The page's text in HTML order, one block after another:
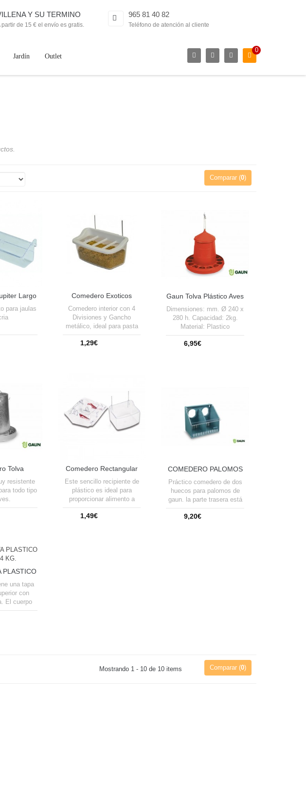
Y SU TERMINO
partir de 15 € el envío es gratis.
965 81 40 82
Teléfono de atención al cliente
Jardín Outlet
0
Comparar (0)
Largo
para jaulas
Comedero Exoticos
Comedero interior con 4
Divisiones y Gancho
metálico, ideal para pasta
de cría o para comida.
1,29€
Gaun Tolva Plástico Aves
Dimensiones: mm. Ø 240 x
280 h. Capacidad: 2kg.
Material: Plastico
6,95€
Tolva
resistente
todo tipo
Comedero Rectangular
Este sencillo recipiente de
plástico es ideal para
proporcionar alimento a
pájaros medianos-grandes
como agapornis, ninfas,
1,49€
COMEDERO PALOMOS
Práctico comedero de dos
huecos para palomos de
gaun. la parte trasera está
fabricada en plástico
transparente que facilita la
9,20€
PLASTICO
una tapa
con
El cuerpo
en tres
llenado.
Mostrando 1 - 10 de 10 items Comparar (0)